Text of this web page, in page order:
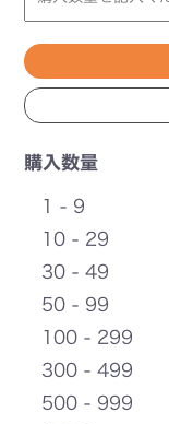
購入数量
1 - 9
10 - 29
30 - 49
50 - 99
100 - 299
300 - 499
500 - 999